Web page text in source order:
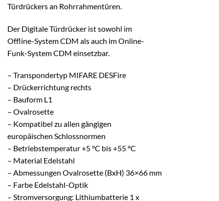
Türdrückers an Rohrrahmentüren.
Der Digitale Türdrücker ist sowohl im
Offline-System CDM als auch im Online-
Funk-System CDM einsetzbar.
– Transpondertyp MIFARE DESFire
– Drückerrichtung rechts
– Bauform L1
– Ovalrosette
– Kompatibel zu allen gängigen
europäischen Schlossnormen
– Betriebstemperatur +5 °C bis +55 °C
– Material Edelstahl
– Abmessungen Ovalrosette (BxH) 36×66 mm
– Farbe Edelstahl-Optik
– Stromversorgung: Lithiumbatterie 1 x